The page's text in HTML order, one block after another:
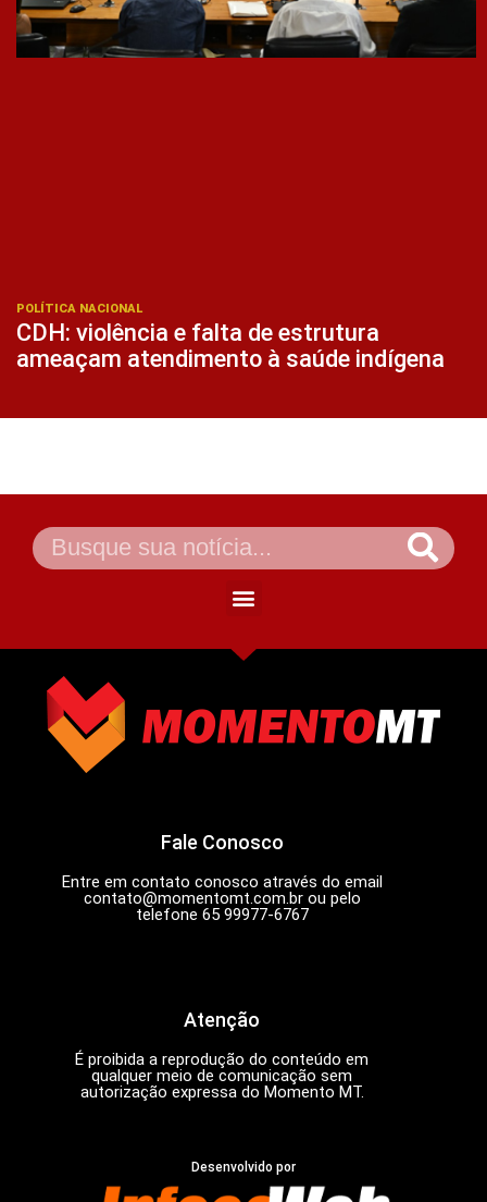
POLÍTICA NACIONAL
CDH: violência e falta de estrutura
ameaçam atendimento à saúde indígena
Fale Conosco
Entre em contato conosco através do email
contato@momentomt.com.brou pelo
telefone 65 99977-6767
Atenção
É proibida a reprodução do conteúdo em
qualquer meio de comunicação sem
autorização expressa do Momento MT.
Desenvolvido por